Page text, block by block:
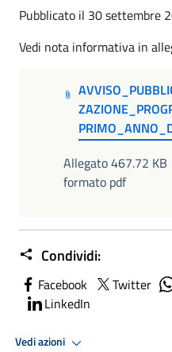
Pubblicato il 30 settembre
Vedi nota informativa in
Allegato 467.72 KB
formato pdf
Condividi:
Facebook Twitter
LinkedIn
Vedi azioni